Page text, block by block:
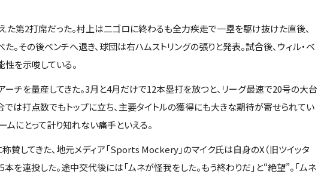
第2打席だった。村上は二ゴロに終わるも全力疾走で一塁を駆け抜けた直後、
その後ベンチへ退き、球団は右ハムストリングの張りと発表。試合後、ウィル・ベ
を示唆している。
チを量産してきた。3月と4月だけで12本塁打を放つと、リーグ最速で20号の大台
では打点数でもトップに立ち、主要タイトルの獲得にも大きな期待が寄せられてい
にとって計り知れない痛手といえる。
してきた、地元メディア「Sports Mockery」のマイク氏は自身のX（旧ツイッタ
を連投した。途中交代後には「ムネが怪我をした。もう終わりだ」と“絶望”。「ムネ